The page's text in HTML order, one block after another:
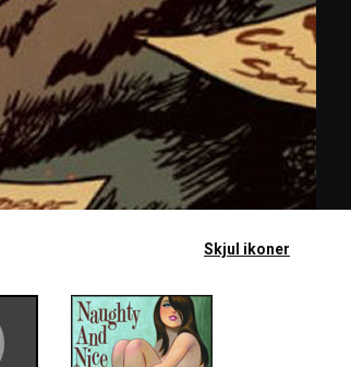
Skjul ikoner